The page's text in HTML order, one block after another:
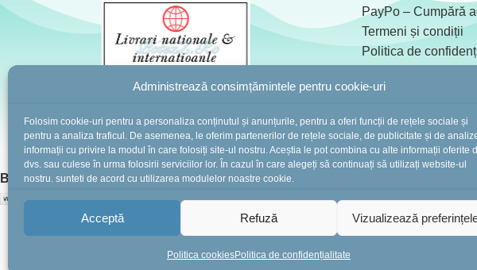
Administrează consimțămintele pentru cookie-uri
Folosim cookie-uri pentru a personaliza conținutul și anunțurile, pentru a oferi funcții de rețele sociale și
pentru a analiza traficul. De asemenea, le oferim partenerilor de rețele sociale, de publicitate și de
informații cu privire la modul în care folosiți site-ul nostru. Aceștia le pot combina cu alte informații oferite
dvs. sau culese în urma folosirii serviciilor lor. În cazul în care alegeți să continuați să utilizați website-ul
nostru, sunteți de acord cu utilizarea modulelor noastre cookie.
Acceptă Refuză Vizualizează
Politica cookiesPolitica de confidențialitate
PayPo – Cumpără
Termeni și condiții
Politica de
Blog de Botez –
ANPC
BotezZ.ro 2025 Created byIMCreative.ro